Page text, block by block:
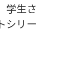
学生さ
シリー